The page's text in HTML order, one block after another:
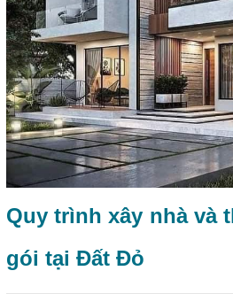
Quy trình xây nhà và
gói tại Đất Đỏ